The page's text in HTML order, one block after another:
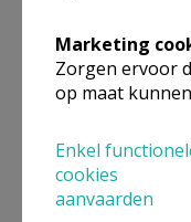
Eerste
Marketing
Zorgen ervoor
op maat
Enkel
cookies
aanvaarden